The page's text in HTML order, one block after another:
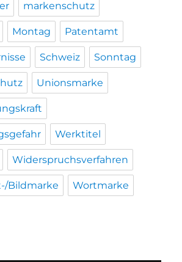
markenschutz
Montag Patentamt
Schweiz Sonntag
Unionsmarke
Werktitel
Widerspruchsverfahren
Bildmarke Wortmarke